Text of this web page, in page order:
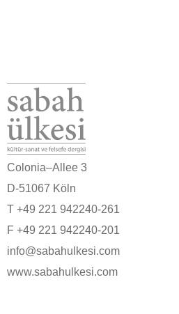
Colonia–Allee 3
D-51067 Köln
T +49 221 942240-261
F +49 221 942240-201
info@sabahulkesi.com
www.sabahulkesi.com